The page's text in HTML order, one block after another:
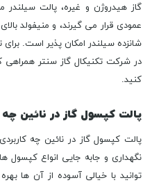
گاز هیدروژن و غیره، پالت سیلندر
عمودی قرار می گیرند، و منیفولد
شانزده سیلندر امکان پذیر است. برای
در شرکت تکنیکال گاز سنتر همراهی
کنید.
پالت کپسول گاز در نائین چه
پالت کپسول گاز در نائین چه
نگهداری و جابه جایی انواع کپسول
توانید با خیالی آسوده از آن ها